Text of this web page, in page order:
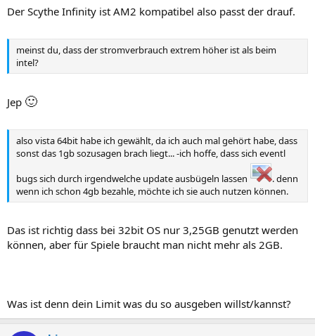
Der Scythe Infinity ist AM2 kompatibel also passt der drauf.
meinst du, dass der stromverbrauch extrem höher ist als beim
intel?
Jep 🙂
also vista 64bit habe ich gewählt, da ich auch mal gehört habe, dass
sonst das 1gb sozusagen brach liegt... -ich hoffe, dass sich eventl
bugs sich durch irgendwelche update ausbügeln lassen
. denn
wenn ich schon 4gb bezahle, möchte ich sie auch nutzen können.
Das ist richtig dass bei 32bit OS nur 3,25GB genutzt werden
können, aber für Spiele braucht man nicht mehr als 2GB.
Was ist denn dein Limit was du so ausgeben willst/kannst?